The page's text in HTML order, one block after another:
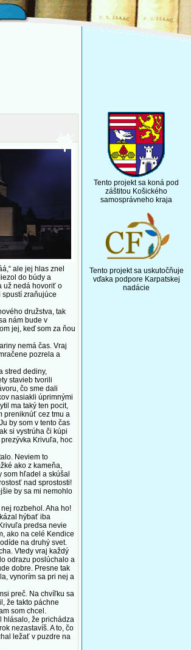
ale jej hlas znel
do búdy a
už nedá hovoriť o
zraňujúce
družstva, tak
nám bude v
jej, keď som za ňou
nemá čas. Vraj
pozrela a
stred dediny,
stavieb tvorili
čo sme dali
nasiakli úprimnými
ma taký ten pocit,
preniknúť cez tmu a
by som v tento čas
si vystrúha či kúpi
Krivuľa, hoc
Neviem to
ako z kameňa,
som hľadel a skúšal
nad sprostosti!
by sa mi nemohlo
rozbehol. Aha ho!
hýbať iba
predsa nevie
ako na celé Kendice
na druhý svet.
Vtedy vraj každý
odrazu poslúchalo a
dobre. Presne tak
vynorím sa pri nej a
preč. Na chvíľku sa
že takto páchne
som chcel.
hlásalo, že prichádza
nezastavíš. A to, čo
ležať v puzdre na
Tento projekt sa koná pod
záštitou Košického
samosprávneho kraja
Tento projekt sa uskutočňuje
vďaka podpore Karpatskej
nadácie